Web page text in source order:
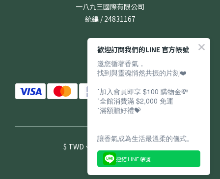
一八九三國際有限公司
統編 / 24831167
$ TWD
歡迎訂閱我們的LINE 官方帳號
邀您循著香氣，
找到與靈魂悄然共振的片刻❤️
˙加入會員即享 $100 購物金💸
˙全館消費滿 $2,000 免運
˙滿額贈好禮💝
讓香氣成為生活最溫柔的儀式。
連結 LINE 帳號